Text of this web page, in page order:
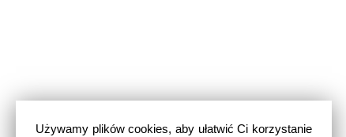
Używamy plików cookies, aby ułatwić Ci korzystanie